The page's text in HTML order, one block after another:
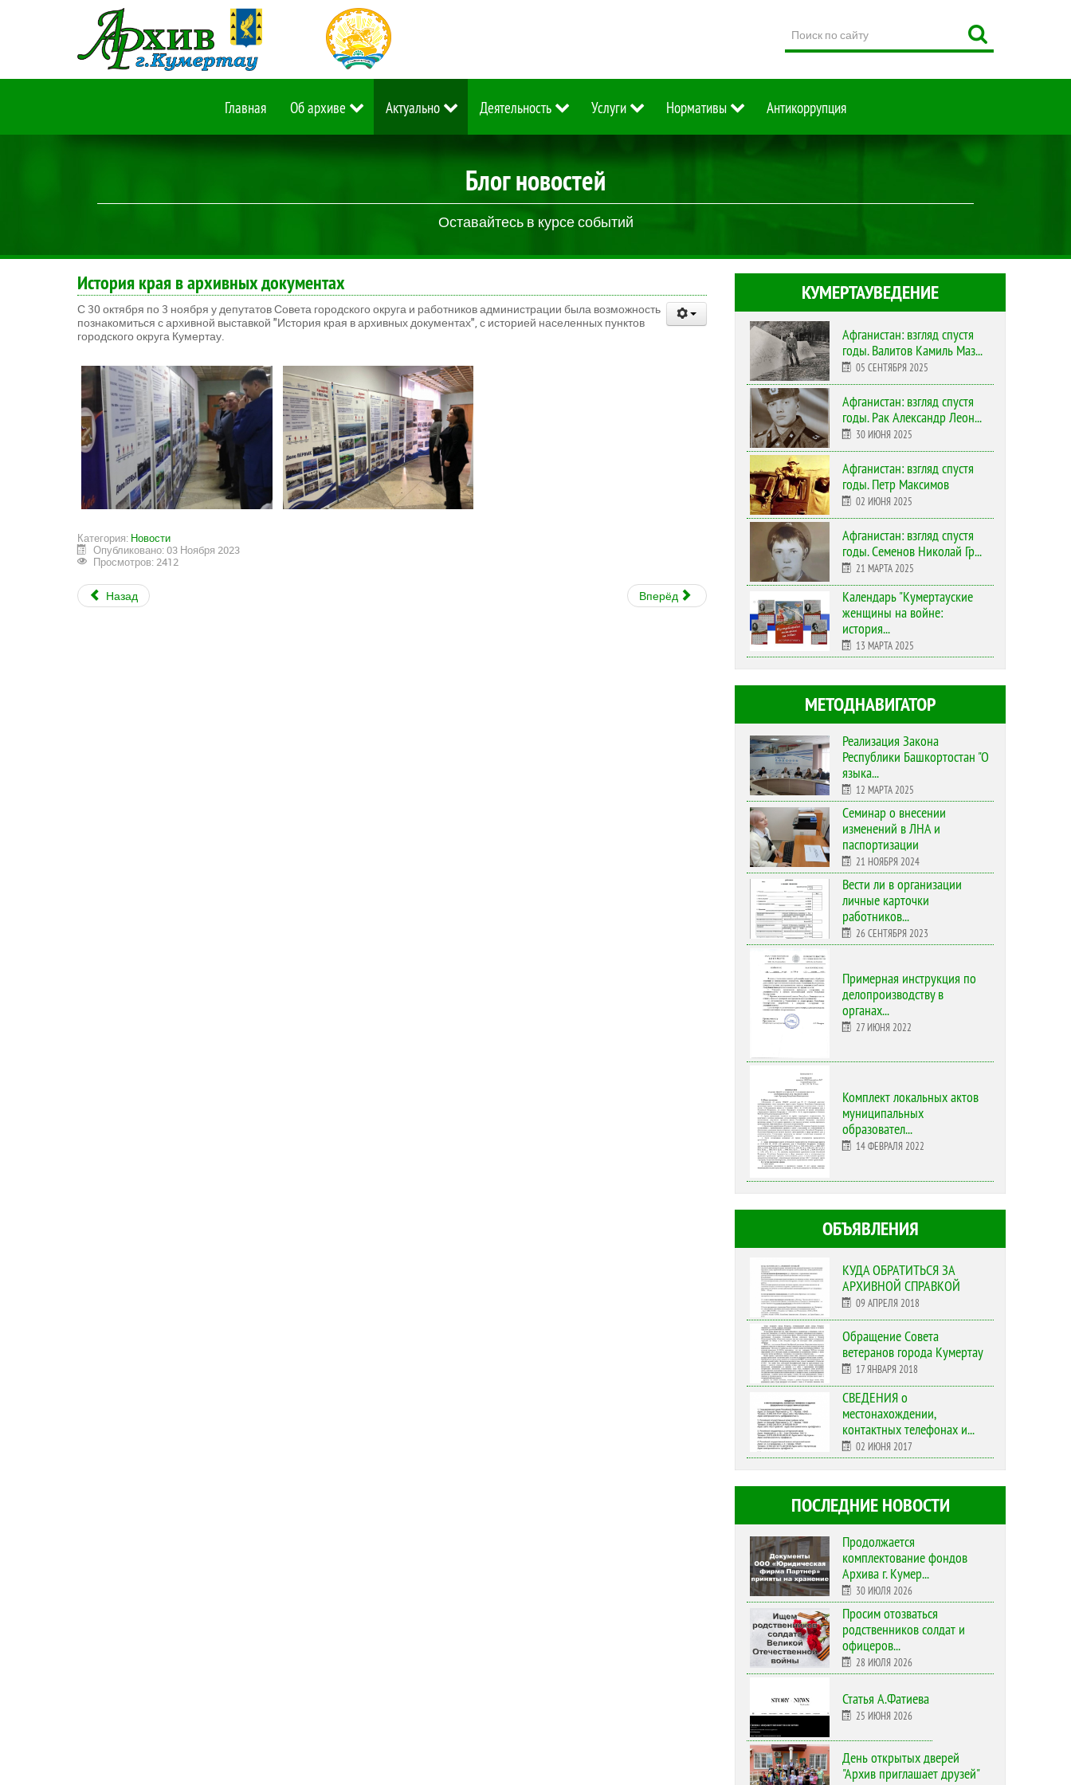
по
сайту
Главная Об архиве Актуально Деятельность Услуги Нормативы Антикоррупция
Блог новостей
Оставайтесь в курсе событий
История края в архивных документах
С 30 октября по 3 ноября у депутатов Совета городского округа и работников администрации была возможность
познакомиться с архивной выставкой "История края в архивных документах", с историей населенных пунктов
городского округа Кумертау.
Категория: Новости
Опубликовано: 03 Ноября 2023
Просмотров: 2412
Назад Вперёд
КУМЕРТАУВЕДЕНИЕ
Афганистан: взгляд спустя
годы. Валитов Камиль Маз...
05 СЕНТЯБРЯ 2025
Афганистан: взгляд спустя
годы. Рак Александр Леон...
30 ИЮНЯ 2025
Афганистан: взгляд спустя
годы. Петр Максимов
02 ИЮНЯ 2025
Афганистан: взгляд спустя
годы. Семенов Николай Гр...
21 МАРТА 2025
Календарь "Кумертауские
женщины на войне:
история...
13 МАРТА 2025
МЕТОДНАВИГАТОР
Реализация Закона
Республики Башкортостан "О
языка...
12 МАРТА 2025
Cеминар о внесении
изменений в ЛНА и
паспортизации
21 НОЯБРЯ 2024
Вести ли в организации
личные карточки
работников...
26 СЕНТЯБРЯ 2023
Примерная инструкция по
делопроизводству в
органах...
27 ИЮНЯ 2022
Комплект локальных актов
муниципальных
образовател...
14 ФЕВРАЛЯ 2022
ОБЪЯВЛЕНИЯ
КУДА ОБРАТИТЬСЯ ЗА
АРХИВНОЙ СПРАВКОЙ
09 АПРЕЛЯ 2018
Обращение Совета
ветеранов города Кумертау
17 ЯНВАРЯ 2018
СВЕДЕНИЯ о
местонахождении,
контактных телефонах и...
02 ИЮНЯ 2017
ПОСЛЕДНИЕ НОВОСТИ
Продолжается
комплектование фондов
Архива г. Кумер...
30 ИЮЛЯ 2026
Просим отозваться
родственников солдат и
офицеров...
28 ИЮЛЯ 2026
Статья А.Фатиева
25 ИЮНЯ 2026
День открытых дверей
"Архив приглашает друзей"